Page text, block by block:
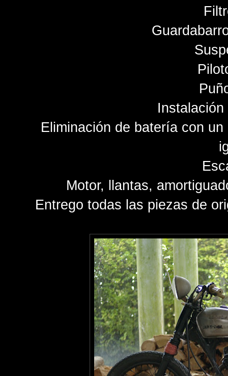
Eliminación de batería con
Motor, llantas,
Entrego todas las piezas de